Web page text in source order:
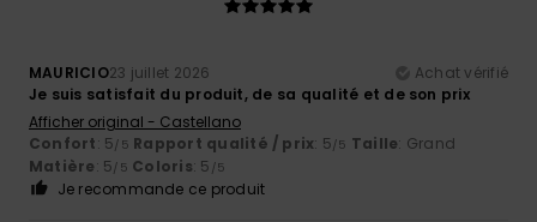
MAURICIO23 juillet 2026
Achat vérifié
Je suis satisfait du produit, de sa qualité et de son prix
Afficher original - Castellano
Confort: 5/5 Rapport qualité / prix: 5/5 Taille: Grand
Matière: 5/5 Coloris: 5 /5
Je recommande ce produit